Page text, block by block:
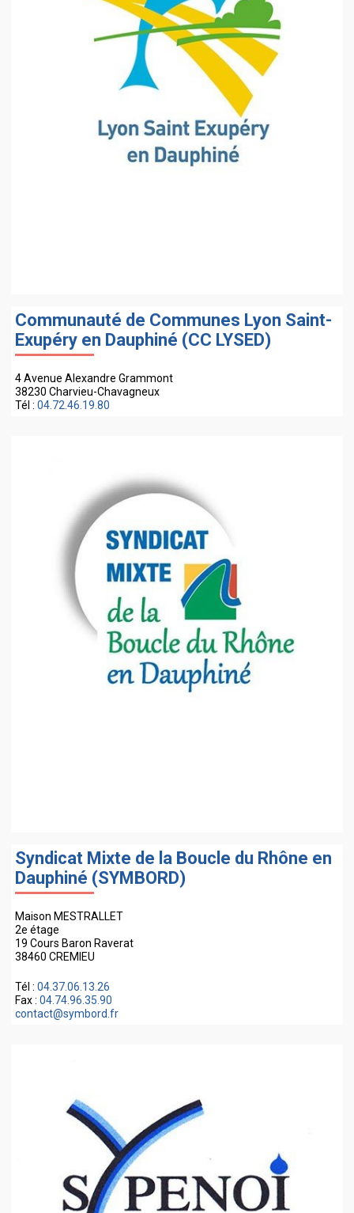
Communauté de Communes Lyon Saint-
Exupéry en Dauphiné (CC LYSED)
4 Avenue Alexandre Grammont
38230 Charvieu-Chavagneux
Tél : 04.72.46.19.80
Syndicat Mixte de la Boucle du Rhône en
Dauphiné (SYMBORD)
Maison MESTRALLET
2e étage
19 Cours Baron Raverat
38460 CREMIEU
Tél : 04.37.06.13.26
Fax : 04.74.96.35.90
contact@symbord.fr